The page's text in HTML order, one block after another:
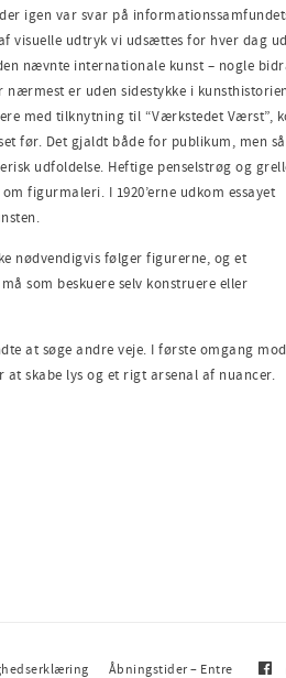
igen var svar på
visuelle udtryk vi udsættes for hver dag
nævnte interna­tionale kunst – nogle
er uden sidestykke i
med tilknytning til “Værkstedet Værst”,
før. Det gjaldt både for publikum, men så
udfoldelse. Heftige penselstrøg og
figur­maleri. I 1920’erne udkom essayet
nødvendigvis følger figurerne, og et
som beskuere selv konstruere eller
at søge andre veje. I første omgang
skabe lys og et rigt arsenal af nuancer.
Åbningstider – Entre